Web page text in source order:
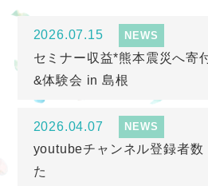
2026.07.15 NEWS
セミナー収益*熊本震災へ
&体験会 in 島根
2026.04.07 NEWS
youtubeチャンネル登録者
た